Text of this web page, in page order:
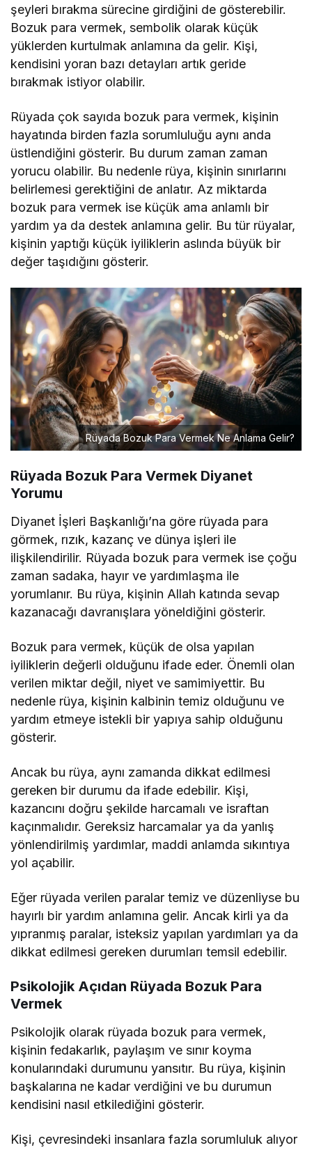
şeyleri bırakma sürecine girdiğini de gösterebilir.
Bozuk para vermek, sembolik olarak küçük
yüklerden kurtulmak anlamına da gelir. Kişi,
kendisini yoran bazı detayları artık geride
bırakmak istiyor olabilir.
Rüyada çok sayıda bozuk para vermek, kişinin
hayatında birden fazla sorumluluğu aynı anda
üstlendiğini gösterir. Bu durum zaman zaman
yorucu olabilir. Bu nedenle rüya, kişinin sınırlarını
belirlemesi gerektiğini de anlatır. Az miktarda
bozuk para vermek ise küçük ama anlamlı bir
yardım ya da destek anlamına gelir. Bu tür rüyalar,
kişinin yaptığı küçük iyiliklerin aslında büyük bir
değer taşıdığını gösterir.
Rüyada Bozuk Para Vermek Ne Anlama Gelir?
Rüyada Bozuk Para Vermek Diyanet
Yorumu
Diyanet İşleri Başkanlığı’na göre rüyada para
görmek, rızık, kazanç ve dünya işleri ile
ilişkilendirilir. Rüyada bozuk para vermek ise çoğu
zaman sadaka, hayır ve yardımlaşma ile
yorumlanır. Bu rüya, kişinin Allah katında sevap
kazanacağı davranışlara yöneldiğini gösterir.
Bozuk para vermek, küçük de olsa yapılan
iyiliklerin değerli olduğunu ifade eder. Önemli olan
verilen miktar değil, niyet ve samimiyettir. Bu
nedenle rüya, kişinin kalbinin temiz olduğunu ve
yardım etmeye istekli bir yapıya sahip olduğunu
gösterir.
Ancak bu rüya, aynı zamanda dikkat edilmesi
gereken bir durumu da ifade edebilir. Kişi,
kazancını doğru şekilde harcamalı ve israftan
kaçınmalıdır. Gereksiz harcamalar ya da yanlış
yönlendirilmiş yardımlar, maddi anlamda sıkıntıya
yol açabilir.
Eğer rüyada verilen paralar temiz ve düzenliyse bu
hayırlı bir yardım anlamına gelir. Ancak kirli ya da
yıpranmış paralar, isteksiz yapılan yardımları ya da
dikkat edilmesi gereken durumları temsil edebilir.
Psikolojik Açıdan Rüyada Bozuk Para
Vermek
Psikolojik olarak rüyada bozuk para vermek,
kişinin fedakarlık, paylaşım ve sınır koyma
konularındaki durumunu yansıtır. Bu rüya, kişinin
başkalarına ne kadar verdiğini ve bu durumun
kendisini nasıl etkilediğini gösterir.
Kişi, çevresindeki insanlara fazla sorumluluk alıyor